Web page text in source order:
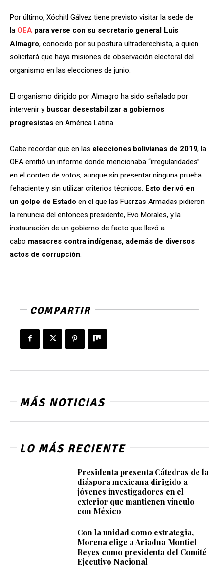
Por último, Xóchitl Gálvez tiene previsto visitar la sede de
la OEA para verse con su secretario general Luis
Almagro, conocido por su postura ultraderechista, a quien
solicitará que haya misiones de observación electoral del
organismo en las elecciones de junio.
El organismo dirigido por Almagro ha sido señalado por
intervenir y buscar desestabilizar a gobiernos
progresistas en América Latina.
Cabe recordar que en las elecciones bolivianas de 2019, la
OEA emitió un informe donde mencionaba “irregularidades”
en el conteo de votos, aunque sin presentar ninguna prueba
fehaciente y sin utilizar criterios técnicos. Esto derivó en
un golpe de Estado en el que las Fuerzas Armadas pidieron
la renuncia del entonces presidente, Evo Morales, y la
instauración de un gobierno de facto que llevó a
cabo masacres contra indígenas, además de diversos
actos de corrupción.
COMPARTIR
MÁS NOTICIAS
LO MÁS RECIENTE
Presidenta presenta Cátedras de la
diáspora mexicana dirigido a
jóvenes investigadores en el
exterior que mantienen vínculo
con México
Con la unidad como estrategia,
Morena elige a Ariadna Montiel
Reyes como presidenta del Comité
Ejecutivo Nacional